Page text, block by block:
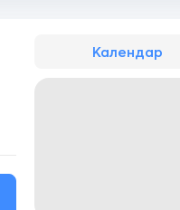
Календар